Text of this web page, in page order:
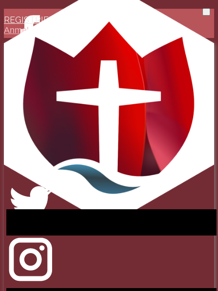
REGISTRIEREN
Anmelden
Evangelisch-Reformierte
Baptistengemeinde